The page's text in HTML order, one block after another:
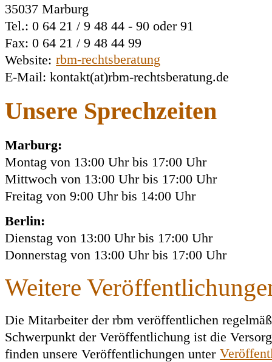
35037 Marburg
Tel.: 0 64 21 / 9 48 44 - 90 oder 91
Fax: 0 64 21 / 9 48 44 99
Website: rbm-rechtsberatung
E-Mail: kontakt(at)rbm-rechtsberatung.de
Unsere Sprechzeiten
Marburg:
Montag von 13:00 Uhr bis 17:00 Uhr
Mittwoch von 13:00 Uhr bis 17:00 Uhr
Freitag von 9:00 Uhr bis 14:00 Uhr
Berlin:
Dienstag von 13:00 Uhr bis 17:00 Uhr
Donnerstag von 13:00 Uhr bis 17:00 Uhr
Weitere
Die Mitarbeiter der rbm veröffentlichen
Schwerpunkt der Veröffentlichung ist die
finden unsere Veröffentlichungen unter